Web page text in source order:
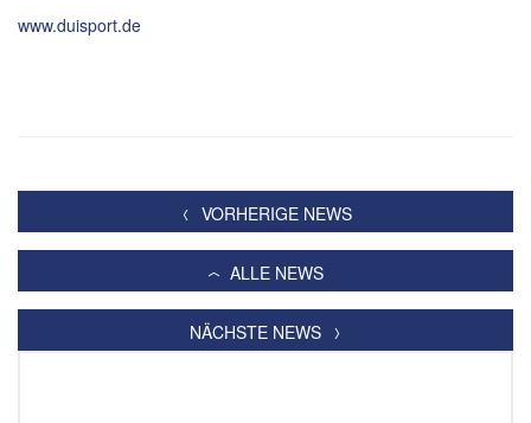
www.duisport.de
VORHERIGE NEWS
ALLE NEWS
NÄCHSTE NEWS